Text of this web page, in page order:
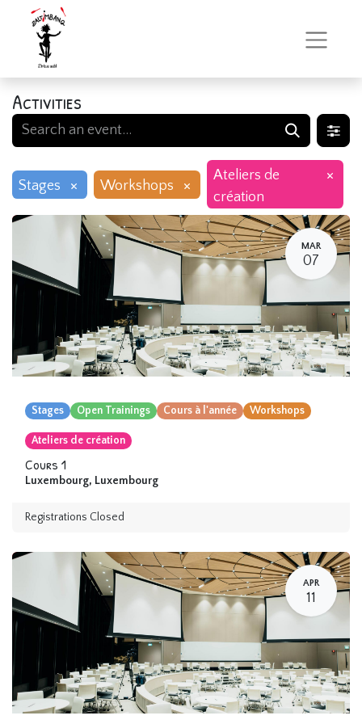
Activities
Stages × Workshops ×
Ateliers de
création
×
MAR
07
Stages Open Trainings Cours à l'année Workshops
Ateliers de création
Cours 1
Luxembourg, Luxembourg
Registrations Closed
APR
11